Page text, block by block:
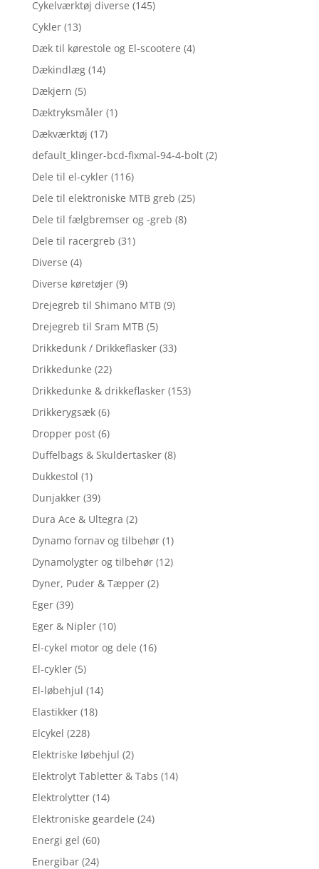
Cykelværktøj diverse (145)
Cykler (13)
Dæk til kørestole og El-scootere (4)
Dækindlæg (14)
Dækjern (5)
Dæktryksmåler (1)
Dækværktøj (17)
default_klinger-bcd-fixmal-94-4-bolt (2)
Dele til el-cykler (116)
Dele til elektroniske MTB greb (25)
Dele til fælgbremser og -greb (8)
Dele til racergreb (31)
Diverse (4)
Diverse køretøjer (9)
Drejegreb til Shimano MTB (9)
Drejegreb til Sram MTB (5)
Drikkedunk / Drikkeflasker (33)
Drikkedunke (22)
Drikkedunke & drikkeflasker (153)
Drikkerygsæk (6)
Dropper post (6)
Duffelbags & Skuldertasker (8)
Dukkestol (1)
Dunjakker (39)
Dura Ace & Ultegra (2)
Dynamo fornav og tilbehør (1)
Dynamolygter og tilbehør (12)
Dyner, Puder & Tæpper (2)
Eger (39)
Eger & Nipler (10)
El-cykel motor og dele (16)
El-cykler (5)
El-løbehjul (14)
Elastikker (18)
Elcykel (228)
Elektriske løbehjul (2)
Elektrolyt Tabletter & Tabs (14)
Elektrolytter (14)
Elektroniske geardele (24)
Energi gel (60)
Energibar (24)